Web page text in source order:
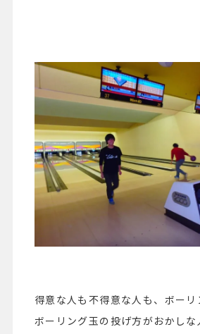
得意な人も不得意な人も、ボーリ
ボーリング玉の投げ方がおかし